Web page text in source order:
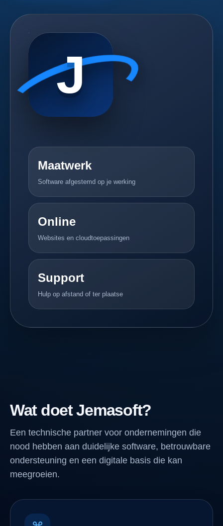
J
Maatwerk
Software afgestemd op je werking
Online
Websites en cloudtoepassingen
Support
Hulp op afstand of ter plaatse
Wat doet Jemasoft?
Een technische partner voor ondernemingen die
nood hebben aan duidelijke software, betrouwbare
ondersteuning en een digitale basis die kan
meegroeien.